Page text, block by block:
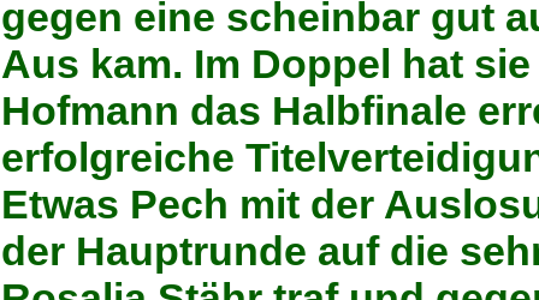
gegen eine scheinbar gut
Aus kam. Im Doppel hat
Hofmann das Halbfinale
erfolgreiche
Etwas Pech mit der
der Hauptrunde auf die